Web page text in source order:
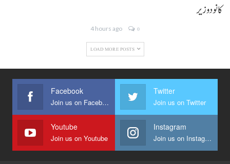
کانودوزیر
4 hours ago 0
LOAD MORE POSTS
Facebook
Join us on Facebook
Twitter
Join us on Twitter
Youtube
Join us on Youtube
Instagram
Join us on Instagram